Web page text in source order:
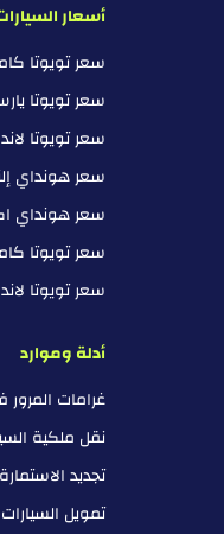
أسعار
سعر تويوتا كامري 2025 في
سعر تويوتا يارس 2023 في
سعر تويوتا لاند كروزر
سعر هونداي إلنترا 2018 في
سعر هونداي اكسنت 2025
سعر تويوتا كامري 2017 في
سعر تويوتا لاند كروزر
أدلة وموارد
غرامات
نقل ملكية
تجديد
تمويل